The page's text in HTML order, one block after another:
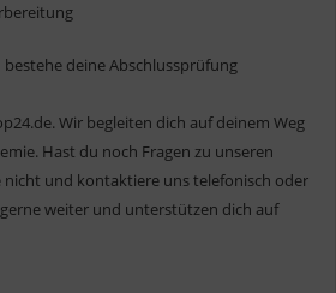
deine Abschlussprüfung
Wir begleiten dich auf deinem Weg
Hast du noch Fragen zu unseren
nicht und kontaktiere uns telefonisch oder
weiter und unterstützen dich auf